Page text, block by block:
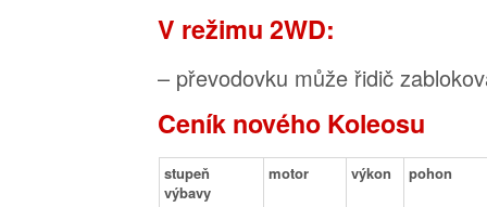
V režimu 2WD:
– převodovku může řidič
Ceník nového Koleosu
stupeň
výbavy
motor výkon pohon